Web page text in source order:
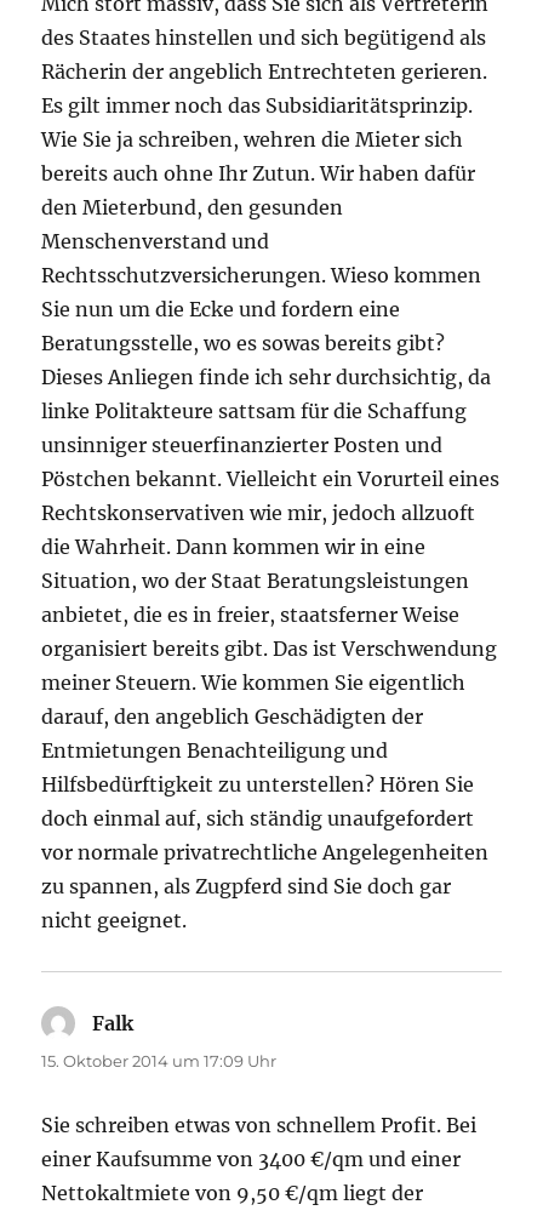
des Staates hinstellen und sich begütigend als
Rächerin der angeblich Entrechteten gerieren.
Es gilt immer noch das Subsidiaritätsprinzip.
Wie Sie ja schreiben, wehren die Mieter sich
bereits auch ohne Ihr Zutun. Wir haben dafür
den Mieterbund, den gesunden
Menschenverstand und
Rechtsschutzversicherungen. Wieso kommen
Sie nun um die Ecke und fordern eine
Beratungsstelle, wo es sowas bereits gibt?
Dieses Anliegen finde ich sehr durchsichtig, da
linke Politakteure sattsam für die Schaffung
unsinniger steuerfinanzierter Posten und
Pöstchen bekannt. Vielleicht ein Vorurteil eines
Rechtskonservativen wie mir, jedoch allzuoft
die Wahrheit. Dann kommen wir in eine
Situation, wo der Staat Beratungsleistungen
anbietet, die es in freier, staatsferner Weise
organisiert bereits gibt. Das ist Verschwendung
meiner Steuern. Wie kommen Sie eigentlich
darauf, den angeblich Geschädigten der
Entmietungen Benachteiligung und
Hilfsbedürftigkeit zu unterstellen? Hören Sie
doch einmal auf, sich ständig unaufgefordert
vor normale privatrechtliche Angelegenheiten
zu spannen, als Zugpferd sind Sie doch gar
nicht geeignet.
Falk
15. Oktober 2014 um 17:09 Uhr
Sie schreiben etwas von schnellem Profit. Bei
einer Kaufsumme von 3400 €/qm und einer
Nettokaltmiete von 9,50 €/qm liegt der